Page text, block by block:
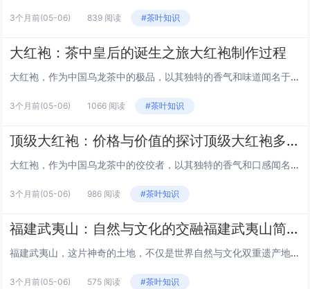
3个月前(05-06) 839 阅读 #茶叶知识
大红袍：茶中皇后的诞生之旅大红袍制作过程
大红袍，作为中国乌龙茶中的极品，以其独特的香气和味道闻名于世。这种茶叶产自福建省武夷山，被誉为“茶中皇后”。下面，我们将一同探索大红袍的制作过程，感受其从茶树到茶杯的华丽转变。 1. 采摘：自然的馈赠 大红袍的采摘是制作过程中的第一道工序...
3个月前(05-06) 1066 阅读 #茶叶知识
顶级大红袍：价格与价值的探讨顶级大红袍多少钱一斤
大红袍，作为中国乌龙茶中的佼佼者，以其独特的香气和口感闻名于世。产自福建省武夷山的大红袍，因其稀有性和高品质而备受茶友们的青睐。那么，顶级大红袍的价格究竟如何呢？本文将带您一探究竟。 大红袍的历史与产地 大红袍的历史可以追溯到明朝，因其茶...
3个月前(05-06) 986 阅读 #茶叶知识
福建武夷山：自然与文化的交融福建武夷山简介
福建武夷山，这片神奇的土地，不仅是世界自然与文化双重遗产地，更是中国东南地区一处不可多得的旅游胜地。本文将带你走进武夷山，探索其独特的自然风光和深厚的文化底蕴。 自然风光：碧水丹山的画卷 武夷山位于福建省西北部，与江西省接壤。这里的山水风...
3个月前(05-06) 575 阅读 #茶叶知识